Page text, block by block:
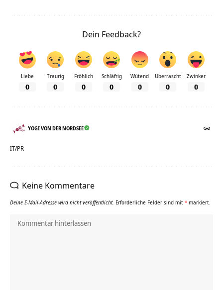
Dein Feedback?
Liebe
0
Traurig
0
Fröhlich
0
Schläfrig
0
Wütend
0
Überrascht
0
Zwinker
0
YOGI VON DER NORDSEE
IT/PR
Keine Kommentare
Deine E-Mail-Adresse wird nicht veröffentlicht. Erforderliche Felder sind mit * markiert.